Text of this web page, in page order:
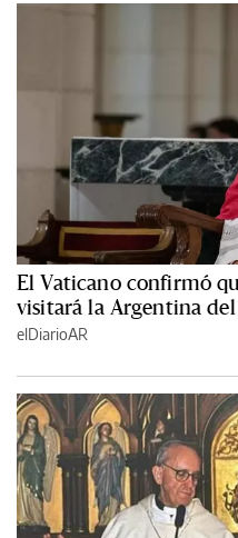
El Vaticano confirmó
visitará la Argentina
elDiarioAR